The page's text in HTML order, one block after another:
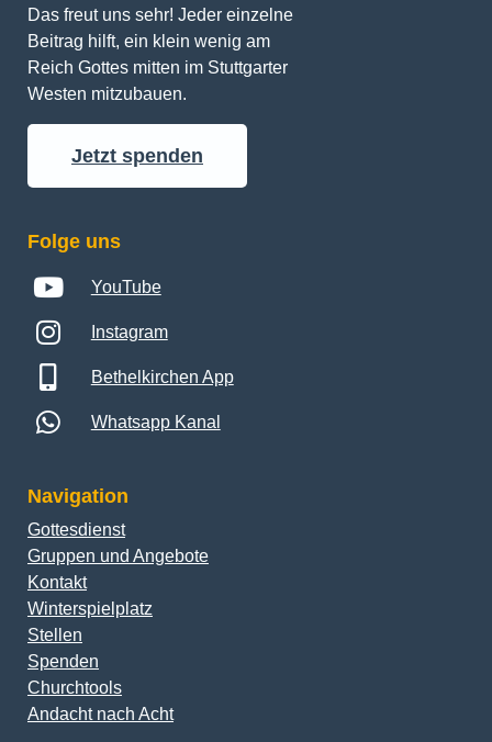
Das freut uns sehr! Jeder einzelne
Beitrag hilft, ein klein wenig am
Reich Gottes mitten im Stuttgarter
Westen mitzubauen.
Jetzt spenden
Folge uns
YouTube
Instagram
Bethelkirchen App
Whatsapp Kanal
Navigation
Gottesdienst
Gruppen und Angebote
Kontakt
Winterspielplatz
Stellen
Spenden
Churchtools
Andacht nach Acht